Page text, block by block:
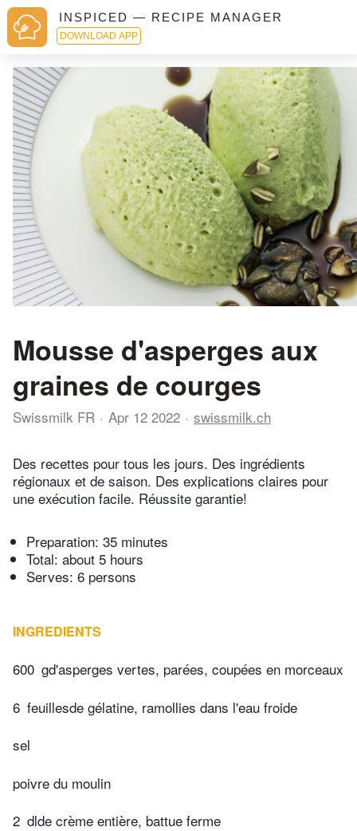
INSPICED — RECIPE MANAGER
DOWNLOAD APP
Mousse d'asperges aux
graines de courges
Swissmilk FR Apr 12 2022 swissmilk.ch
Des recettes pour tous les jours. Des ingrédients
régionaux et de saison. Des explications claires pour
une exécution facile. Réussite garantie!
Preparation: 35 minutes
Total: about 5 hours
Serves: 6 persons
INGREDIENTS
600 gd'asperges vertes, parées, coupées en morceaux
6 feuillesde gélatine, ramollies dans l'eau froide
sel
poivre du moulin
2 dlde crème entière, battue ferme